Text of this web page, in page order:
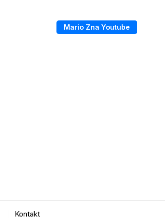
Mario Zna Youtube
Kontakt